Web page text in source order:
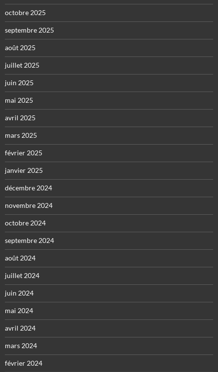
octobre 2025
septembre 2025
août 2025
juillet 2025
juin 2025
mai 2025
avril 2025
mars 2025
février 2025
janvier 2025
décembre 2024
novembre 2024
octobre 2024
septembre 2024
août 2024
juillet 2024
juin 2024
mai 2024
avril 2024
mars 2024
février 2024